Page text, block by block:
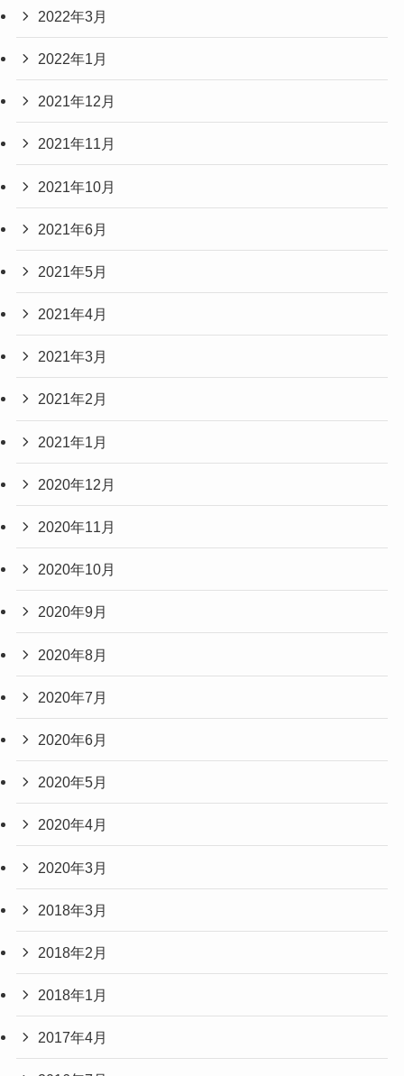
2022年3月
2022年1月
2021年12月
2021年11月
2021年10月
2021年6月
2021年5月
2021年4月
2021年3月
2021年2月
2021年1月
2020年12月
2020年11月
2020年10月
2020年9月
2020年8月
2020年7月
2020年6月
2020年5月
2020年4月
2020年3月
2018年3月
2018年2月
2018年1月
2017年4月